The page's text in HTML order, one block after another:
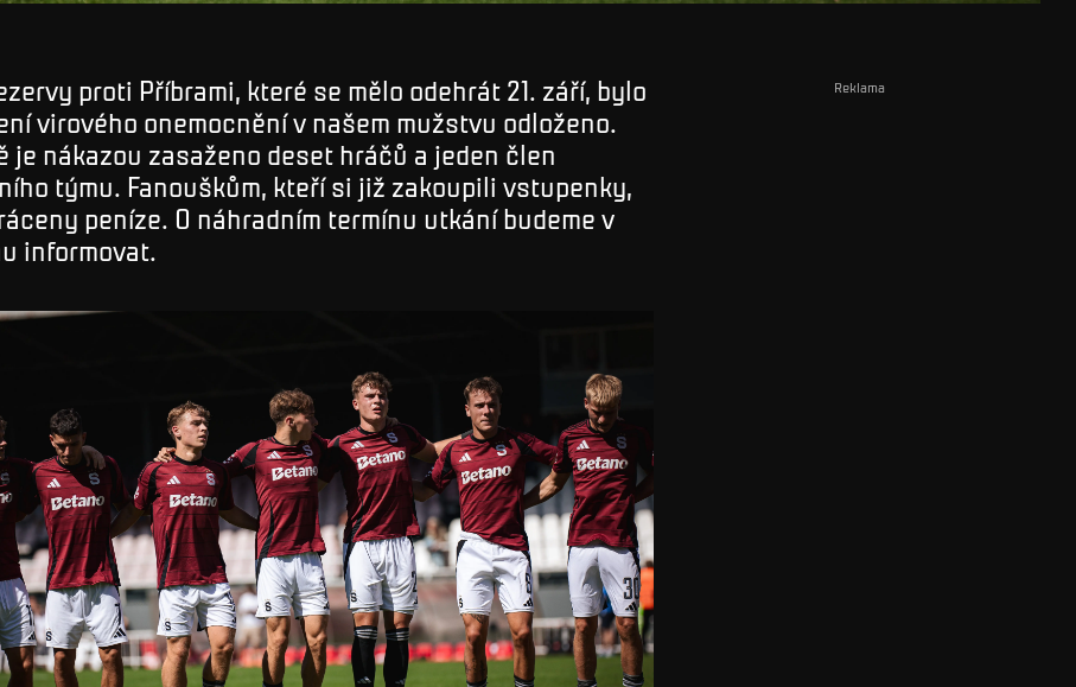
proti Příbrami, které se mělo odehrát 21. září, bylo
virového onemocnění v našem mužstvu odloženo.
je nákazou zasaženo deset hráčů a jeden člen
týmu. Fanouškům, kteří si již zakoupili vstupenky,
peníze. O náhradním termínu utkání budeme v
informovat.
Reklama